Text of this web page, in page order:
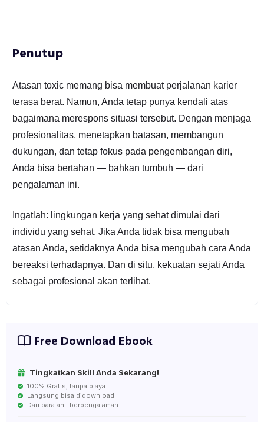
Penutup
Atasan toxic memang bisa membuat perjalanan karier
terasa berat. Namun, Anda tetap punya kendali atas
bagaimana merespons situasi tersebut. Dengan menjaga
profesionalitas, menetapkan batasan, membangun
dukungan, dan tetap fokus pada pengembangan diri,
Anda bisa bertahan — bahkan tumbuh — dari
pengalaman ini.
Ingatlah: lingkungan kerja yang sehat dimulai dari
individu yang sehat. Jika Anda tidak bisa mengubah
atasan Anda, setidaknya Anda bisa mengubah cara Anda
bereaksi terhadapnya. Dan di situ, kekuatan sejati Anda
sebagai profesional akan terlihat.
Free Download Ebook
Tingkatkan Skill Anda Sekarang!
100% Gratis, tanpa biaya
Langsung bisa didownload
Dari para ahli berpengalaman